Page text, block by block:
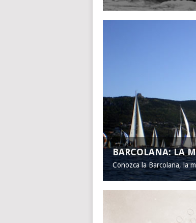
BARCOLANA: LA
Conozca la Barcolana, la